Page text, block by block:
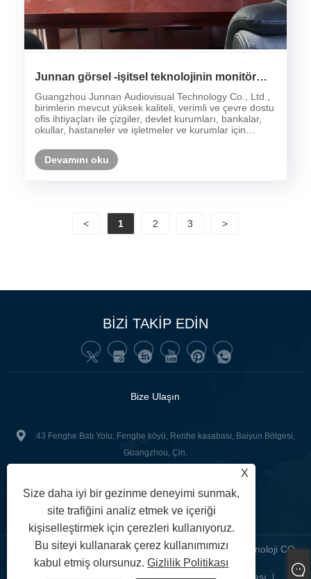
Junnan görsel -işitsel teknolojinin monitör
kaldırma kurulum durumu
Guangzhou Junnan Audiovisual Technology Co., Ltd.,
birimlerin mevcut yüksek kaliteli, verimli ve çevre dostu
ofis ihtiyaçları ile çizgiler, devlet kurumları, bankalar,
okullar, hastaneler ve işletmeler ve kurumlar için
konusunda uzmanlaşmıştır.
Devamını oku
< 1 2 3 >
BİZİ TAKİP EDİN
Bize Ulaşın
:43 Fenghe Batı Yolu, Fenghe köyü, Renhe kasabası, Baiyun Bölgesi,
Guangzhou, Çin.
Telif Hakkı © 2024 Guangzhou Junnan Sesli -İşitsel Teknoloji CO,
.ltd. Her hakkı saklıdır.
RSS | XML | Gizlilik Politikası |
X
Size daha iyi bir gezinme deneyimi sunmak,
site trafiğini analiz etmek ve içeriği
kişiselleştirmek için çerezleri kullanıyoruz.
Bu siteyi kullanarak çerez kullanımımızı
kabul etmiş olursunuz.Gizlilik Politikası